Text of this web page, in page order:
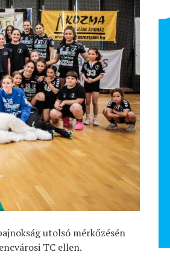
utolsó mérkőzésén
TC ellen.
Pődör Blanka